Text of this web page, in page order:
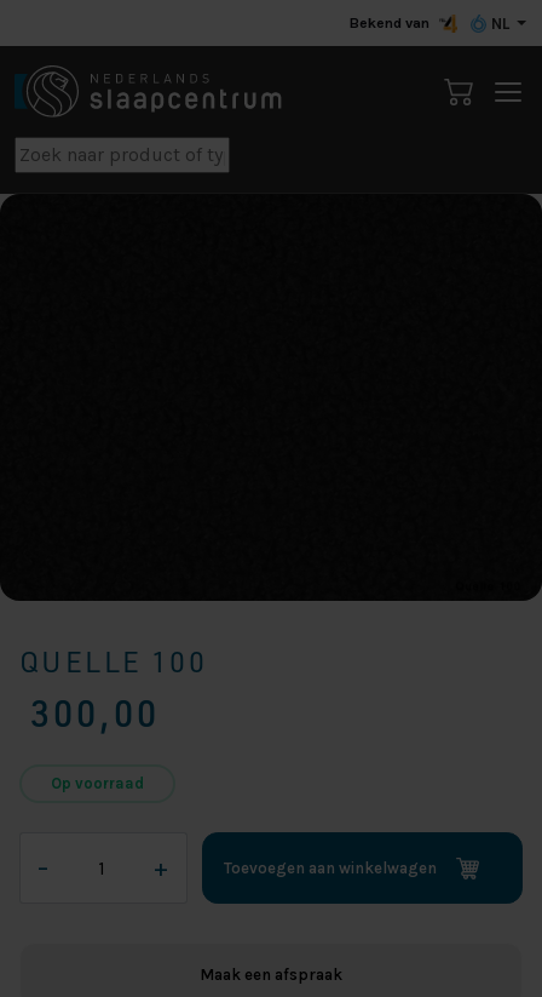
Bekend van NL
QUELLE 100
300,00
Op voorraad
–
100
+ Toevoegen aan winkelwagen
Maak een afspraak